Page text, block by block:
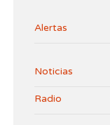
Alertas
Noticias
Radio